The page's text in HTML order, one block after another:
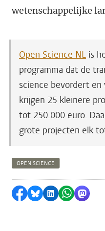
wetenschappelijke
Open Science NL is
programma dat de
science bevordert en
krijgen 25 kleinere
tot 250.000 euro.
grote projecten elk
OPEN SCIENCE
Delen op Facebook
Delen via Bluesky
Delen opDelen via